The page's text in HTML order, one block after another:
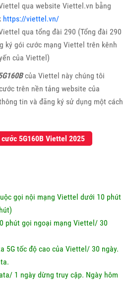
qua website Viettel.vn bằng
https://viettel.vn/
qua tổng đài 290 (Tổng đài 290
ký gói cước mạng Viettel trên kênh
của Viettel)
của Viettel này chúng tôi
trên nền tảng website của
tin và đăng ký sử dụng một cách
5G160B Viettel 2025
gọi nội mạng Viettel dưới 10 phút
phút gọi ngoại mạng Viettel/ 30
5G tốc độ cao của Viettel/ 30 ngày.
1 ngày dừng truy cập. Ngày hôm